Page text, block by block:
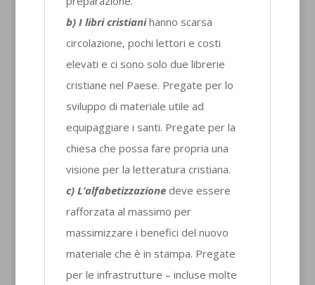
b) I libri cristianihanno scarsa
circolazione, pochi lettori e costi
elevati e ci sono solo due librerie
cristiane nel Paese. Pregate per lo
sviluppo di materiale utile ad
equipaggiare i santi. Pregate per la
chiesa che possa fare propria una
visione per la letteratura cristiana.
c) L’alfabetizzazione deve essere
rafforzata al massimo per
massimizzare i benefici del nuovo
materiale che è in stampa. Pregate
per le infrastrutture – incluse molte